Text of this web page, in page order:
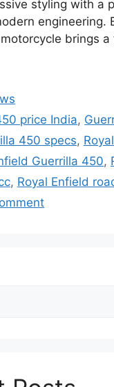
styling with a
engineering.
brings
price India,
450 specs,
Guerrilla 450,
, Royal Enfield